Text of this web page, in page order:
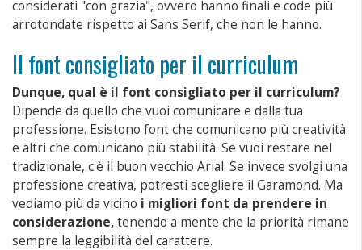
considerati "con grazia", ovvero hanno finali e code più
arrotondate rispetto ai Sans Serif, che non le hanno.
Il font consigliato per il curriculum
Dunque, qual è il font consigliato per il curriculum?
Dipende da quello che vuoi comunicare e dalla tua
professione. Esistono font che comunicano più creatività
e altri che comunicano più stabilità. Se vuoi restare nel
tradizionale, c'è il buon vecchio Arial. Se invece svolgi una
professione creativa, potresti scegliere il Garamond. Ma
vediamo più da vicino i migliori font da prendere in
considerazione,tenendo a mente che la priorità rimane
sempre la leggibilità del carattere.